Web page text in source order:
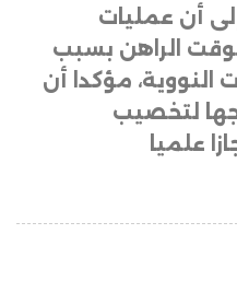
إلى أن عمليات
الراهن بسبب
النووية، مؤكدا أن
لتخصيب
علميا